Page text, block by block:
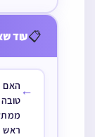
צורך
בזמן
בבית
תהיה
מועיל
אם
יהיו
📋עוד
← האם
ראש